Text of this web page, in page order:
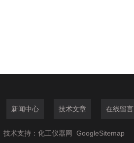
新闻中心 技术文章 在线留言
技术支持： 化工仪器网 GoogleSitemap